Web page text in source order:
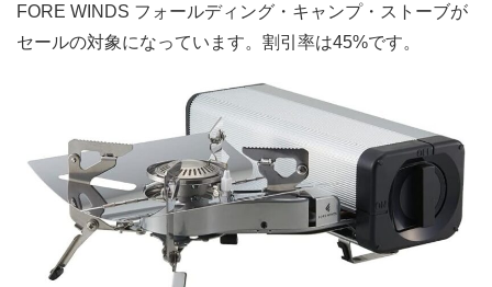
FORE WINDS フォールディング・キャンプ・ストーブが
セールの対象になっています。割引率は45%です。